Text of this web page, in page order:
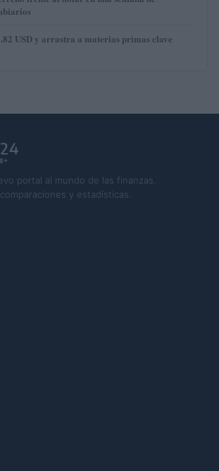
USD y arrastra a materias primas clave
portal al mundo de las finanzas.
y estadísticas.